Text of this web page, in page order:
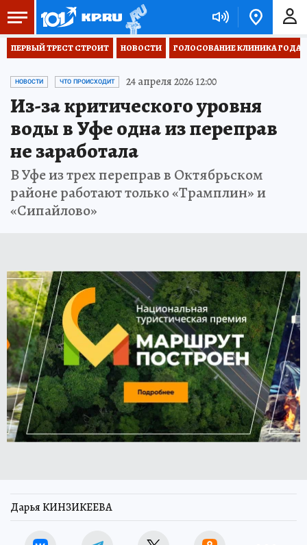
ПЕРВЫЙ ТРЕСТ СТРОИТ НОВОСТИ ГОЛОСОВАНИЕ КЛИНИКА ГОДА
НОВОСТИ ЧТО ПРОИСХОДИТ 24 апреля 2026 12:00
Из-за критического уровня
воды в Уфе одна из переправ
не заработала
В Уфе из трех переправ в Октябрьском
районе работают только «Трамплин» и
«Сипайлово»
Дарья КИНЗИКЕЕВА